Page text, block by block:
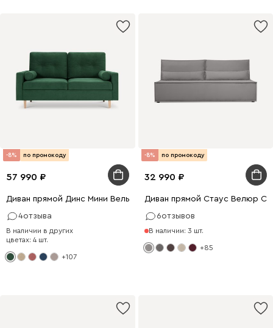
-8% по промокоду
57 990
Диван прямой Динс Мини Вельвет Зеленый
4отзыва
В наличии в других
цветах: 4 шт.
+107
-8% по промокоду
32 990
Диван прямой Стаус Велюр
6отзывов
В наличии: 3 шт.
+85